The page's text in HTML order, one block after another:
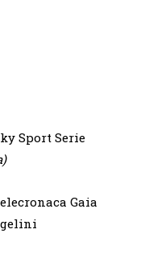
Sport Serie
Gaia